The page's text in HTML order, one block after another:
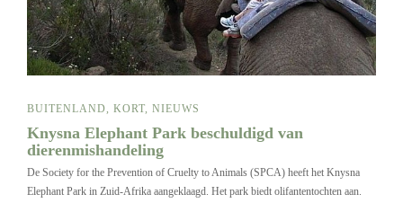
BUITENLAND, KORT, NIEUWS
Knysna Elephant Park beschuldigd van
dierenmishandeling
De Society for the Prevention of Cruelty to Animals (SPCA) heeft het Knysna
Elephant Park in Zuid-Afrika aangeklaagd. Het park biedt olifantentochten aan.